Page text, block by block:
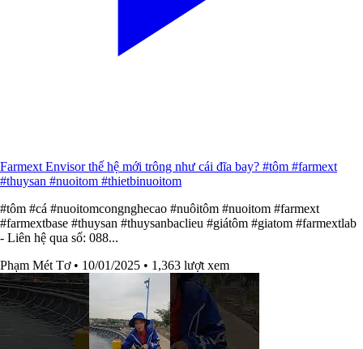
Farmext Envisor thế hệ mới trông như cái đĩa bay? #tôm #farmext
#thuysan #nuoitom #thietbinuoitom
#tôm #cá #nuoitomcongnghecao #nuôitôm #nuoitom #farmext
#farmextbase #thuysan #thuysanbaclieu #giátôm #giatom #farmextlab
- Liên hệ qua số: 088...
Phạm Mét Tơ • 10/01/2025 • 1,363 lượt xem